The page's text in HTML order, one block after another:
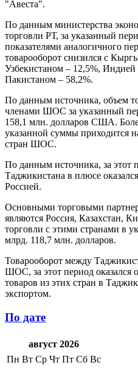
"Авеста".
По данным министерства
торговли РТ, за указанный
показателями аналогичного
товарооборот снизился с
Узбекистаном – 12,5%,
Пакистаном – 58,2%.
По данным источника, объем
членами ШОС за указанный
158,1 млн. долларов США.
указанной суммы приходится
стран ШОС.
По данным источника, за этот
Таджикистана в плюсе
Россией.
Основными торговыми
являются Россия, Казахстан,
торговли с этими странами в
млрд. 118,7 млн. долларов.
Товарооборот между
ШОС, за этот период оказался
товаров из этих стран в
экспортом.
По дате
август 2026
Пн Вт Ср Чт Пт Сб Вс